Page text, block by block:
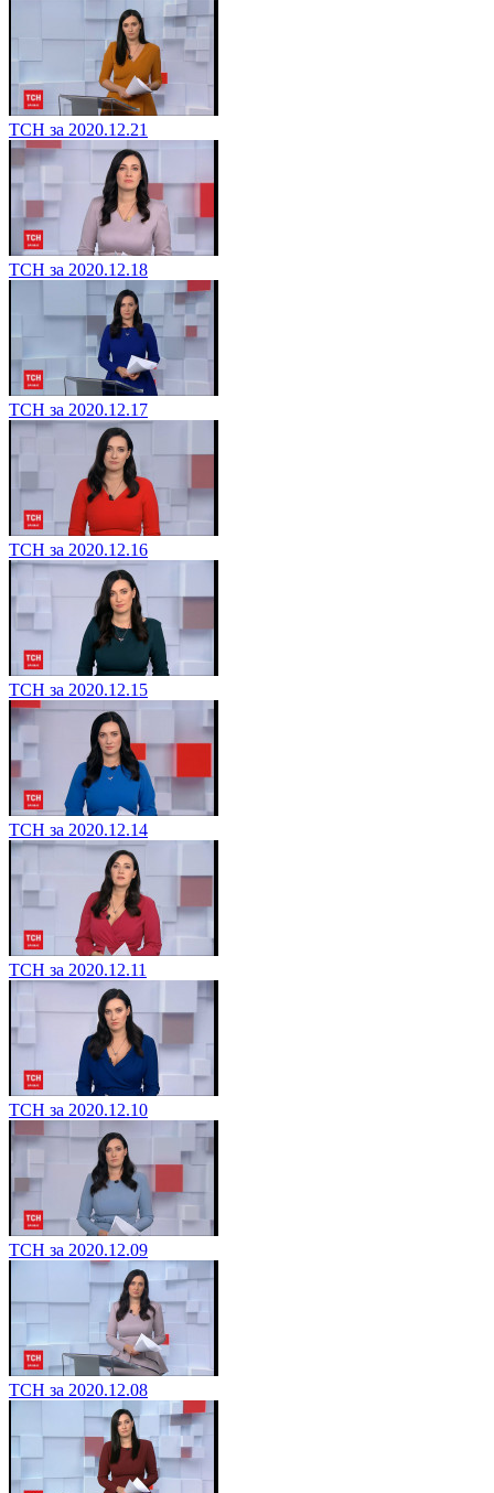
ТСН за 2020.12.21
ТСН за 2020.12.18
ТСН за 2020.12.17
ТСН за 2020.12.16
ТСН за 2020.12.15
ТСН за 2020.12.14
ТСН за 2020.12.11
ТСН за 2020.12.10
ТСН за 2020.12.09
ТСН за 2020.12.08